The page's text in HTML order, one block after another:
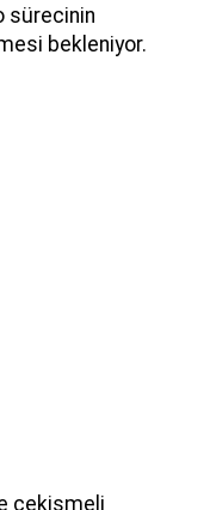
sürecinin
bekleniyor.
çekişmeli